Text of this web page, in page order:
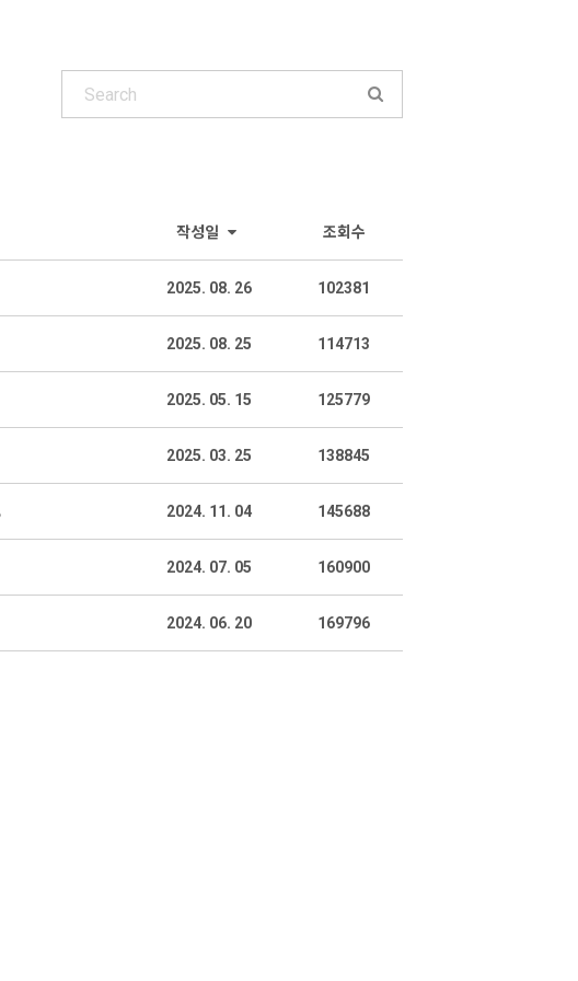
작성일 조회수
2025. 08. 26 102381
2025. 08. 25 114713
2025. 05. 15 125779
2025. 03. 25 138845
2024. 11. 04 145688
2024. 07. 05 160900
2024. 06. 20 169796